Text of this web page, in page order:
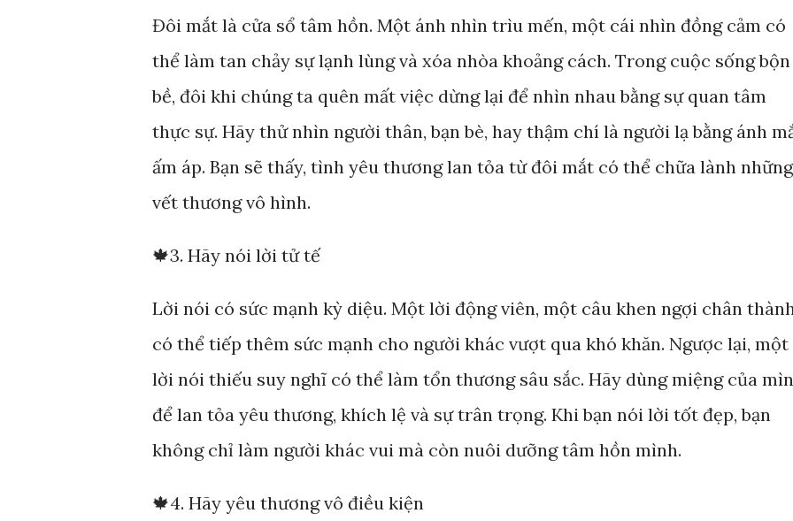
Đôi mắt là cửa sổ tâm hồn. Một ánh nhìn trìu mến, một cái nhìn đồng cảm có
thể làm tan chảy sự lạnh lùng và xóa nhòa khoảng cách. Trong cuộc sống bộn
bề, đôi khi chúng ta quên mất việc dừng lại để nhìn nhau bằng sự quan tâm
thực sự. Hãy thử nhìn người thân, bạn bè, hay thậm chí là người lạ bằng ánh
ấm áp. Bạn sẽ thấy, tình yêu thương lan tỏa từ đôi mắt có thể chữa lành những
vết thương vô hình.
🍁3. Hãy nói lời tử tế
Lời nói có sức mạnh kỳ diệu. Một lời động viên, một câu khen ngợi chân
có thể tiếp thêm sức mạnh cho người khác vượt qua khó khăn. Ngược lại, một
lời nói thiếu suy nghĩ có thể làm tổn thương sâu sắc. Hãy dùng miệng của
để lan tỏa yêu thương, khích lệ và sự trân trọng. Khi bạn nói lời tốt đẹp, bạn
không chỉ làm người khác vui mà còn nuôi dưỡng tâm hồn mình.
🍁4. Hãy yêu thương vô điều kiện